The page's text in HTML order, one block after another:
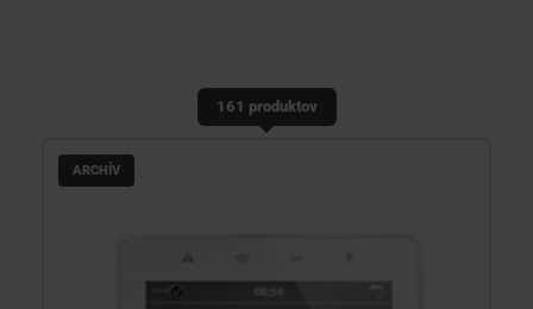
KONTAKTY
161 produktov
ARCHÍV